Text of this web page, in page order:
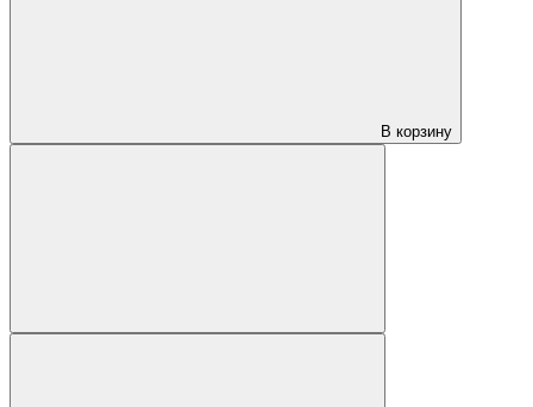
В корзину